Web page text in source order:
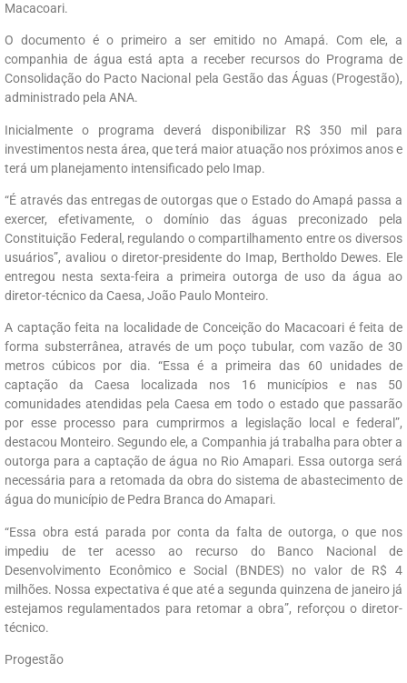
Macacoari.
O documento é o primeiro a ser emitido no Amapá. Com ele, a
companhia de água está apta a receber recursos do Programa de
Consolidação do Pacto Nacional pela Gestão das Águas (Progestão),
administrado pela ANA.
Inicialmente o programa deverá disponibilizar R$ 350 mil para
investimentos nesta área, que terá maior atuação nos próximos anos e
terá um planejamento intensificado pelo Imap.
“É através das entregas de outorgas que o Estado do Amapá passa a
exercer, efetivamente, o domínio das águas preconizado pela
Constituição Federal, regulando o compartilhamento entre os diversos
usuários”, avaliou o diretor-presidente do Imap, Bertholdo Dewes. Ele
entregou nesta sexta-feira a primeira outorga de uso da água ao
diretor-técnico da Caesa, João Paulo Monteiro.
A captação feita na localidade de Conceição do Macacoari é feita de
forma substerrânea, através de um poço tubular, com vazão de 30
metros cúbicos por dia. “Essa é a primeira das 60 unidades de
captação da Caesa localizada nos 16 municípios e nas 50
comunidades atendidas pela Caesa em todo o estado que passarão
por esse processo para cumprirmos a legislação local e federal”,
destacou Monteiro. Segundo ele, a Companhia já trabalha para obter a
outorga para a captação de água no Rio Amapari. Essa outorga será
necessária para a retomada da obra do sistema de abastecimento de
água do município de Pedra Branca do Amapari.
“Essa obra está parada por conta da falta de outorga, o que nos
impediu de ter acesso ao recurso do Banco Nacional de
Desenvolvimento Econômico e Social (BNDES) no valor de R$ 4
milhões. Nossa expectativa é que até a segunda quinzena de janeiro já
estejamos regulamentados para retomar a obra”, reforçou o diretor-
técnico.
Progestão